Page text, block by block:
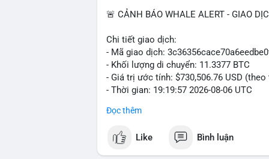
#shortavax #avax6450 #bearishavax
🚨 CẢNH BÁO WHALE ALERT - GIAO
Chi tiết giao dịch:
- Mã giao dịch:
- Khối lượng di chuyển: 11.3377 BTC
- Giá trị ước tính: $730,506.76 USD (theo
- Thời gian: 19:19:57 2026-08-06 UTC
Giao dịch 11.3377 BTC trị giá hơn 730
phải dòng tiền tổ chức khổng lồ. Hành
phản ánh hai kịch bản: hoặc cá voi
Đọc thêm
Like Bình luận